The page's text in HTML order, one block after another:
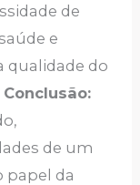
de
e
qualidade do
Conclusão:
de um
papel da